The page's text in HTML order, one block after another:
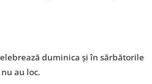
duminica și în sărbătorile
au loc.